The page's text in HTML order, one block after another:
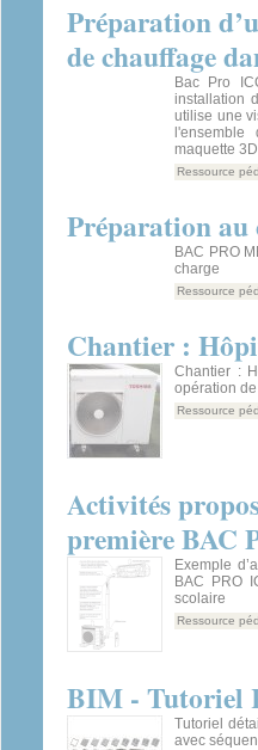
Préparation
de chauffage
Bac Pro
installation
utilise une
maquette
Ressource
Préparation au
BAC PRO
charge
Ressource
Chantier :
Chantier :
opération
Ressource
Activités
première BAC
Exemple
BAC PRO
scolaire
Ressource
BIM - Tutoriel
Tutoriel
avec